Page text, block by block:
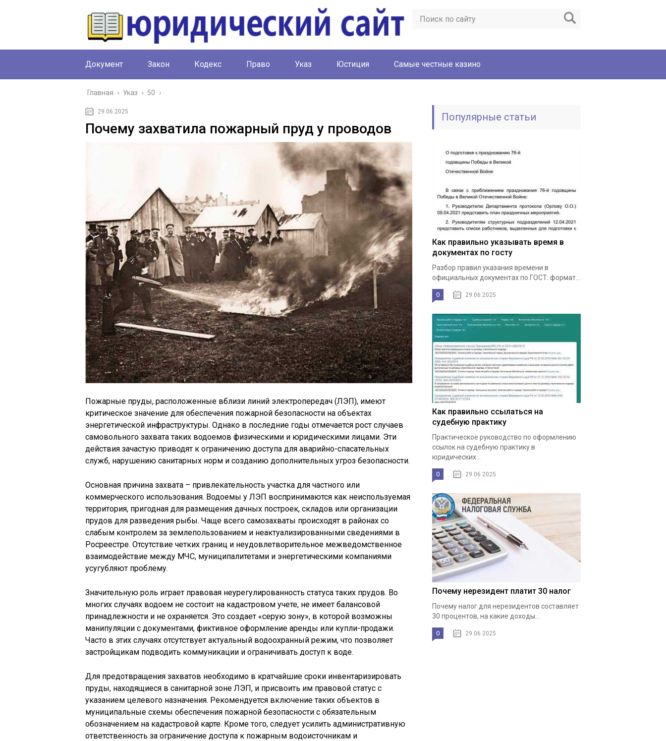
Документ Закон Кодекс Право Указ Юстиция Cамые честные казино
Главная › Указ › 50 ›
29.06.2025
Почему захватила пожарный пруд у проводов
Пожарные пруды, расположенные вблизи линий электропередач (ЛЭП), имеют
критическое значение для обеспечения пожарной безопасности на объектах
энергетической инфраструктуры. Однако в последние годы отмечается рост случаев
самовольного захвата таких водоемов физическими и юридическими лицами. Эти
действия зачастую приводят к ограничению доступа для аварийно-спасательных
служб, нарушению санитарных норм и созданию дополнительных угроз безопасности.
Основная причина захвата – привлекательность участка для частного или
коммерческого использования. Водоемы у ЛЭП воспринимаются как неиспользуемая
территория, пригодная для размещения дачных построек, складов или организации
прудов для разведения рыбы. Чаще всего самозахваты происходят в районах со
слабым контролем за землепользованием и неактуализированными сведениями в
Росреестре. Отсутствие четких границ и неудовлетворительное межведомственное
взаимодействие между МЧС, муниципалитетами и энергетическими компаниями
усугубляют проблему.
Значительную роль играет правовая неурегулированность статуса таких прудов. Во
многих случаях водоем не состоит на кадастровом учете, не имеет балансовой
принадлежности и не охраняется. Это создает «серую зону», в которой возможны
манипуляции с документами, фиктивное оформление аренды или купли-продажи.
Часто в этих случаях отсутствует актуальный водоохранный режим, что позволяет
застройщикам подводить коммуникации и ограничивать доступ к воде.
Для предотвращения захватов необходимо в кратчайшие сроки инвентаризировать
пруды, находящиеся в санитарной зоне ЛЭП, и присвоить им правовой статус с
указанием целевого назначения. Рекомендуется включение таких объектов в
муниципальные схемы обеспечения пожарной безопасности с обязательным
обозначением на кадастровой карте. Кроме того, следует усилить административную
ответственность за ограничение доступа к пожарным водоисточникам и
Популярные статьи
Как правильно указывать время в
документах по госту
Разбор правил указания времени в
официальных документах по ГОСТ: формат...
0 29.06.2025
Как правильно ссылаться на
судебную практику
Практическое руководство по оформлению
ссылок на судебную практику в
юридических...
0 29.06.2025
Почему нерезидент платит 30 налог
Почему налог для нерезидентов составляет
30 процентов, на какие доходы...
0 29.06.2025